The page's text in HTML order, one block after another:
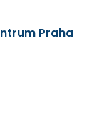
Praha